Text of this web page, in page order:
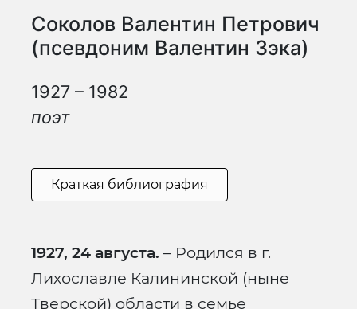
Соколов Валентин Петрович
(псевдоним Валентин Зэка)
1927 – 1982
поэт
Краткая библиография
1927, 24 августа. – Родился в г.
Лихославле Калининской (ныне
Тверской) области в семье